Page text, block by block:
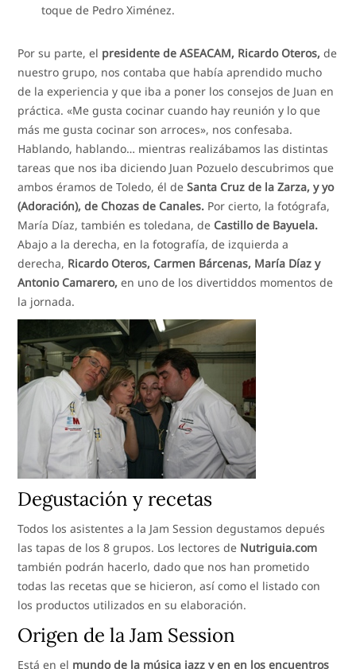
toque de Pedro Ximénez.
Por su parte, el presidente de ASEACAM, Ricardo Oteros, de
nuestro grupo, nos contaba que había aprendido mucho
de la experiencia y que iba a poner los consejos de Juan en
práctica. «Me gusta cocinar cuando hay reunión y lo que
más me gusta cocinar son arroces», nos confesaba.
Hablando, hablando… mientras realizábamos las distintas
tareas que nos iba diciendo Juan Pozuelo descubrimos que
ambos éramos de Toledo, él deSanta Cruz de la Zarza, y yo
(Adoración), de Chozas de Canales. Por cierto, la fotógrafa,
María Díaz, también es toledana, de Castillo de Bayuela.
Abajo a la derecha, en la fotografía, de izquierda a
derecha, Ricardo Oteros, Carmen Bárcenas, María Díaz y
Antonio Camarero, en uno de los divertiddos momentos de
la jornada.
Degustación y recetas
Todos los asistentes a la Jam Session degustamos depués
las tapas de los 8 grupos. Los lectores de Nutriguia.com
también podrán hacerlo, dado que nos han prometido
todas las recetas que se hicieron, así como el listado con
los productos utilizados en su elaboración.
Origen de la Jam Session
Está en el mundo de la música jazz y en en los encuentros